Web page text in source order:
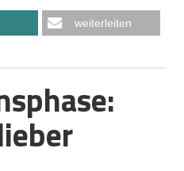
weiterleiten